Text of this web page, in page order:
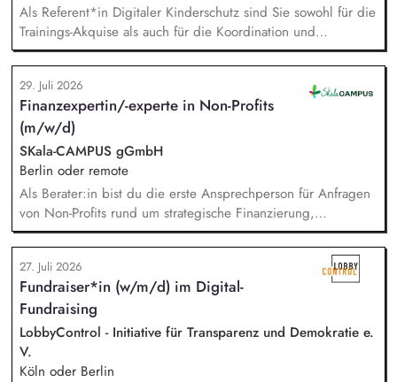
Als Referent*in Digitaler Kinderschutz sind Sie sowohl für die
Trainings-Akquise als auch für die Koordination und
Durchführung von ca. zweistündigen Workshops
verantwortlich. Identifikation, Ansprache und Akquise von
Institutionen und Organisationen für Trainings zum sensiblen
Umgang mit Kinderfotos und -videos (z. B. Kitas, Schulen,
Sportvereine und -verbände, Jugendverbände,
Kinder-/Jugendreiseveranstalter). Eigenständige Konzeption
und Durchführung zielgruppengerechter Trainings in
digitalen Formaten sowie in Präsenz bei Auftraggebern.
29. Juli 2026
Finanzexpertin/-experte in Non-Profits
(m/w/d)
SKala-CAMPUS gGmbH
Berlin oder remote
Als Berater:in bist du die erste Ansprechperson für Anfragen
von Non-Profits rund um strategische Finanzierung,
Finanzmanagement und Fundraising. Dabei entwickelst du
den gesamten Prozess von der Anfrage über
Angebotserstellung bis zur eigenverantwortlichen Umsetzung.
Auf Basis der jeweiligen Herausforderungen entwickelst du
passgenaue Beratungsprozesse und berätst Organisationen zu
zentralen Fragen ihrer finanziellen Steuerung und
strategischen Weiterentwicklung.
27. Juli 2026
Fundraiser*in (w/m/d) im Digital-
Fundraising
LobbyControl - Initiative für Transparenz und Demokratie e.
V.
Köln oder Berlin